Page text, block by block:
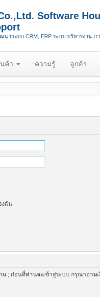
Software
นาระบบ CRM, ERP ระบบ บริหารงาน ภ
ค้า ความรู้ ลูกค้า
งฉัน
; ก่อนที่ท่านจะเข้าสู่ระบบ กรุณาอ่